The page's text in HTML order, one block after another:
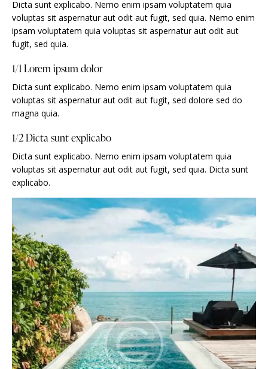
Dicta sunt explicabo. Nemo enim ipsam voluptatem quia
voluptas sit aspernatur aut odit aut fugit, sed quia. Nemo enim
ipsam voluptatem quia voluptas sit aspernatur aut odit aut
fugit, sed quia.
1/1 Lorem ipsum dolor
Dicta sunt explicabo. Nemo enim ipsam voluptatem quia
voluptas sit aspernatur aut odit aut fugit, sed dolore sed do
magna quia.
1/2 Dicta sunt explicabo
Dicta sunt explicabo. Nemo enim ipsam voluptatem quia
voluptas sit aspernatur aut odit aut fugit, sed quia. Dicta sunt
explicabo.